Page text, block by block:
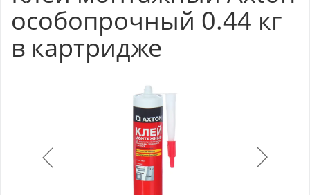
особопрочный 0.44 кг
в картридже